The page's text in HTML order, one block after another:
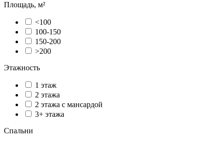
Площадь, м²
<100
100-150
150-200
>200
Этажность
1 этаж
2 этажа
2 этажа с мансардой
3+ этажа
Спальни